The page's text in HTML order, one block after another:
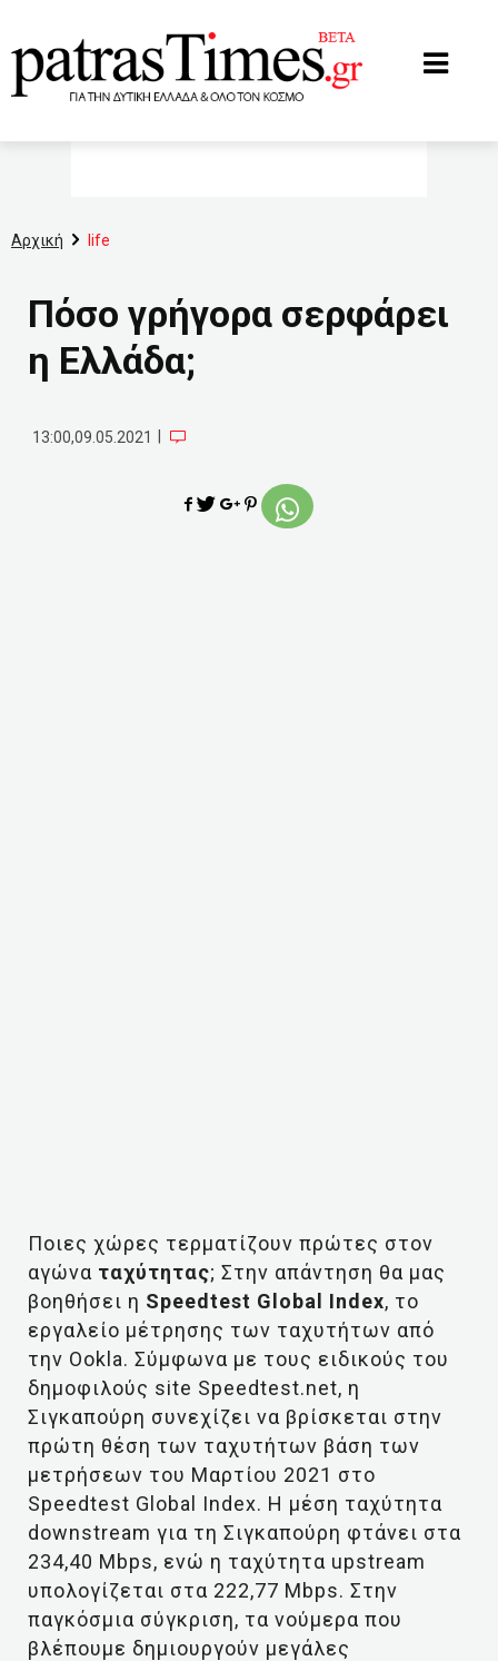
Αρχική life
Πόσο γρήγορα σερφάρει
η Ελλάδα;
13:00,09.05.2021
Ποιες χώρες τερματίζουν πρώτες στον
αγώνα ταχύτητας; Στην απάντηση θα μας
βοηθήσει η Speedtest Global Index, το
εργαλείο μέτρησης των ταχυτήτων από
την Ookla. Σύμφωνα με τους ειδικούς του
δημοφιλούς site Speedtest.net, η
Σιγκαπούρη συνεχίζει να βρίσκεται στην
πρώτη θέση των ταχυτήτων βάση των
μετρήσεων του Μαρτίου 2021 στο
Speedtest Global Index. Η μέση ταχύτητα
downstream για τη Σιγκαπούρη φτάνει στα
234,40 Mbps, ενώ η ταχύτητα upstream
υπολογίζεται στα 222,77 Mbps. Στην
παγκόσμια σύγκριση, τα νούμερα που
βλέπουμε δημιουργούν μεγάλες